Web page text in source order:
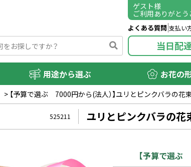
ゲスト様
ご利用ありがと
よくある質問 支払い
当日配
用途から選ぶ お花の
> 【予算で選ぶ 7000円から(法人）】ユリとピンクバラの花
525211 ユリとピンクバラの花
【予算で選ぶ